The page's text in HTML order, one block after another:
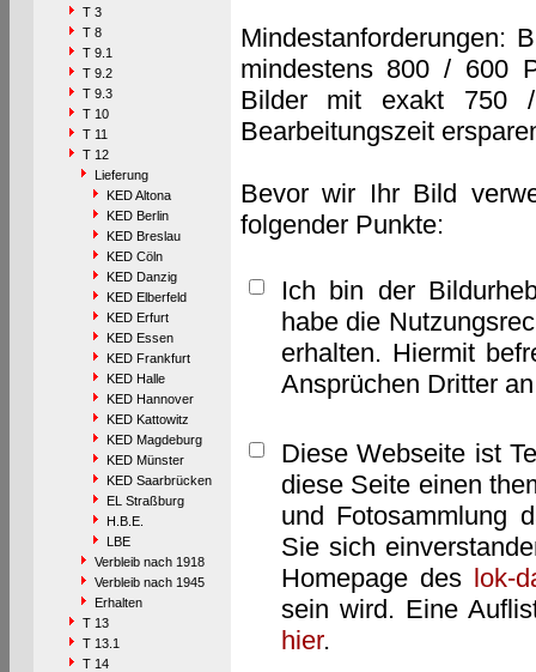
T 3
T 8
T 9.1
T 9.2
T 9.3
T 10
T 11
T 12
Lieferung
KED Altona
KED Berlin
KED Breslau
KED Cöln
KED Danzig
KED Elberfeld
KED Erfurt
KED Essen
KED Frankfurt
KED Halle
KED Hannover
KED Kattowitz
KED Magdeburg
KED Münster
KED Saarbrücken
EL Straßburg
H.B.E.
LBE
Verbleib nach 1918
Verbleib nach 1945
Erhalten
T 13
T 13.1
T 14
Mindestanforderungen:
mindestens 800 / 600
Bilder mit exakt 750
Bearbeitungszeit
Bevor wir Ihr Bild
folgender Punkte:
Ich bin der
habe die
erhalten. Hiermit
Ansprüchen Dritter
Diese Webseite ist
diese Seite einen
und Fotosammlung
Sie sich
Homepage des lok-
sein wird. Eine
hier.